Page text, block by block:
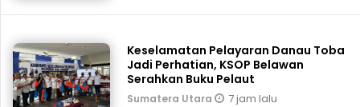
Keselamatan Pelayaran Danau Toba
Jadi Perhatian, KSOP Belawan
Serahkan Buku Pelaut
Sumatera Utara 7 jam lalu